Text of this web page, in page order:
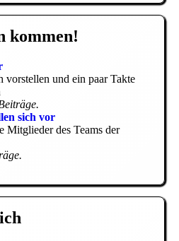
kommen!
vorstellen und ein paar Takte
sich vor
Mitglieder des Teams der